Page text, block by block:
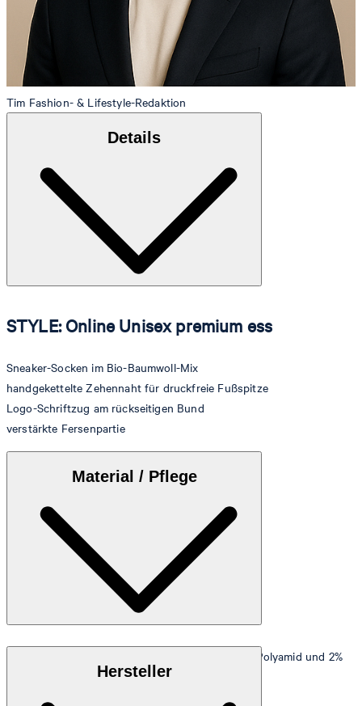
Tim Fashion- & Lifestyle-Redaktion
Details
STYLE: Online Unisex premium ess
Sneaker-Socken im Bio-Baumwoll-Mix
handgekettelte Zehennaht für druckfreie Fußspitze
Logo-Schriftzug am rückseitigen Bund
verstärkte Fersenpartie
Material / Pflege
Stretchige Qualität aus 62% Bio-Baumwolle, 36% Polyamid und 2%
Hersteller